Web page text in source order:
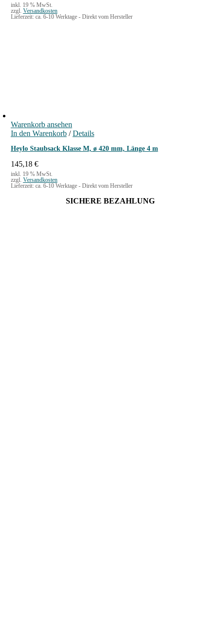
inkl. 19 % MwSt.
zzgl. Versandkosten
Lieferzeit: ca. 6-10 Werktage - Direkt vom Hersteller
Warenkorb ansehen
In den Warenkorb / Details
Heylo Staubsack Klasse M, ø 420 mm, Länge 4 m
145,18 €
inkl. 19 % MwSt.
zzgl. Versandkosten
Lieferzeit: ca. 6-10 Werktage - Direkt vom Hersteller
SICHERE BEZAHLUNG